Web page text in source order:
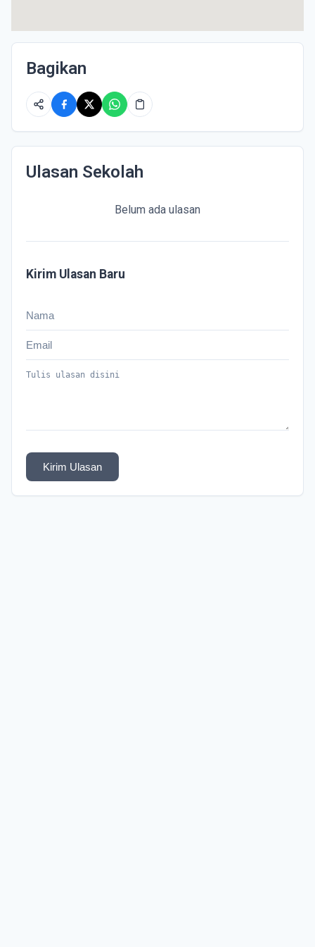
Bagikan
Ulasan Sekolah
Belum ada ulasan
Kirim Ulasan Baru
Kirim Ulasan